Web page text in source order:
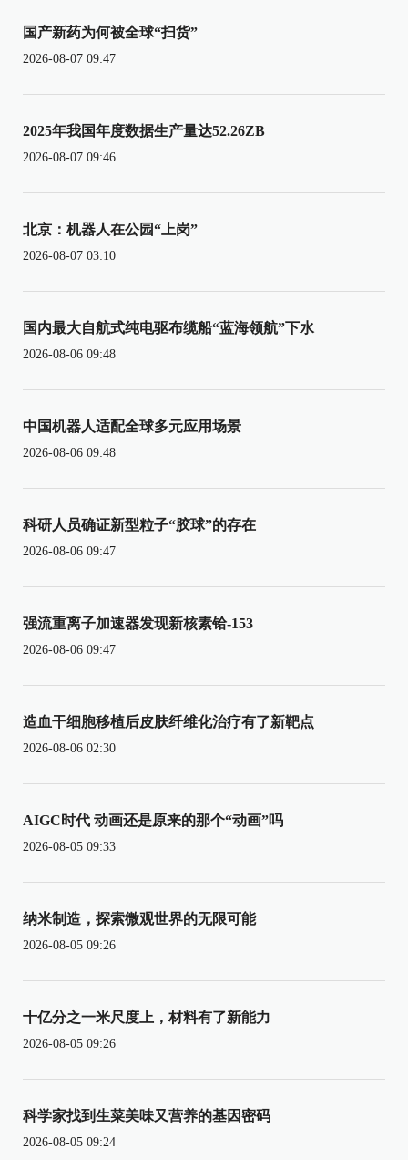
国产新药为何被全球“扫货”
2026-08-07 09:47
2025年我国年度数据生产量达52.26ZB
2026-08-07 09:46
北京：机器人在公园“上岗”
2026-08-07 03:10
国内最大自航式纯电驱布缆船“蓝海领航”下水
2026-08-06 09:48
中国机器人适配全球多元应用场景
2026-08-06 09:48
科研人员确证新型粒子“胶球”的存在
2026-08-06 09:47
强流重离子加速器发现新核素铪-153
2026-08-06 09:47
造血干细胞移植后皮肤纤维化治疗有了新靶点
2026-08-06 02:30
AIGC时代 动画还是原来的那个“动画”吗
2026-08-05 09:33
纳米制造，探索微观世界的无限可能
2026-08-05 09:26
十亿分之一米尺度上，材料有了新能力
2026-08-05 09:26
科学家找到生菜美味又营养的基因密码
2026-08-05 09:24